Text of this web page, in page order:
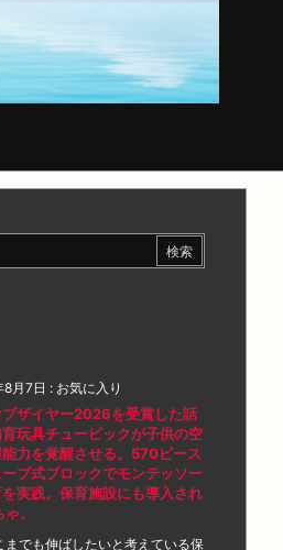
月7日 : お気に入り
ブザイヤー2026を受賞した話
玩具チュービックが子供の空
力を覚醒させる。570ピース
ブ式ブロックでモンテッソー
を実践。保育施設にも導入され
。
でも伸ばしたいと考えている保